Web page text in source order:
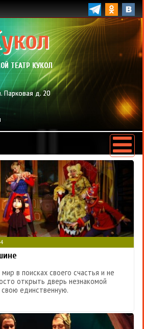
ТЕАТР КУКОЛ
Парковая д. 20
в поисках своего счастья и не
открыть дверь незнакомой
единственную.